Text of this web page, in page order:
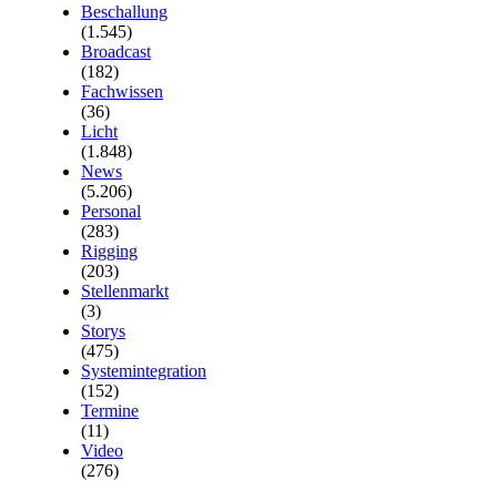
Beschallung
(1.545)
Broadcast
(182)
Fachwissen
(36)
Licht
(1.848)
News
(5.206)
Personal
(283)
Rigging
(203)
Stellenmarkt
(3)
Storys
(475)
Systemintegration
(152)
Termine
(11)
Video
(276)